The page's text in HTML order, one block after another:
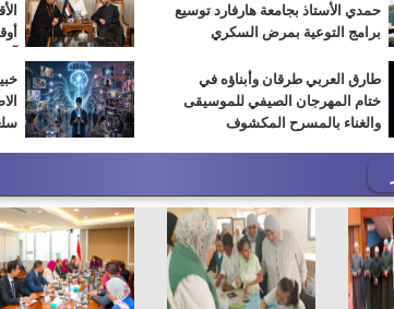
حمدي الأستاذ بجامعة هارفارد توسيع
برامج التوعية بمرض السكري
طارق العربي طرقان وأبناؤه في
ختام المهرجان الصيفي للموسيقى
والغناء بالمسرح المكشوف